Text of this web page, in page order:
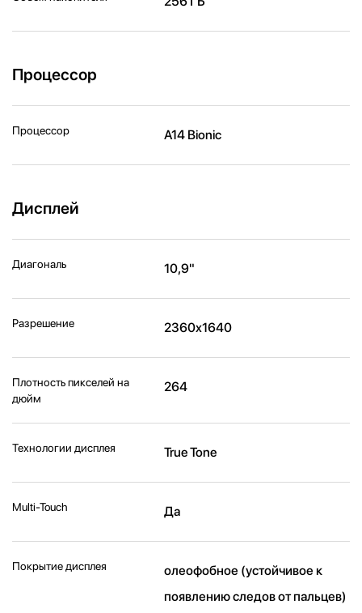
Процессор
Процессор A14 Bionic
Дисплей
Диагональ 10,9"
Разрешение 2360x1640
Плотность пикселей на
дюйм
264
Технологии дисплея True Tone
Multi-Touch Да
Покрытие дисплея
олеофобное (устойчивое к
появлению следов от пальцев)